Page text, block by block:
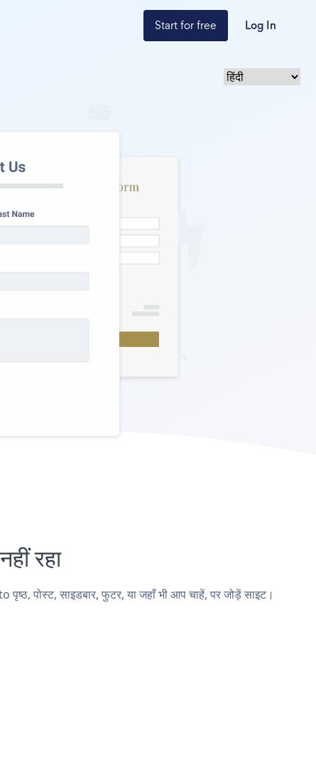
Start for free Log In
रहा
पोस्ट, साइडबार, फुटर, या जहाँ भी आप चाहें, पर जोड़ें साइट।